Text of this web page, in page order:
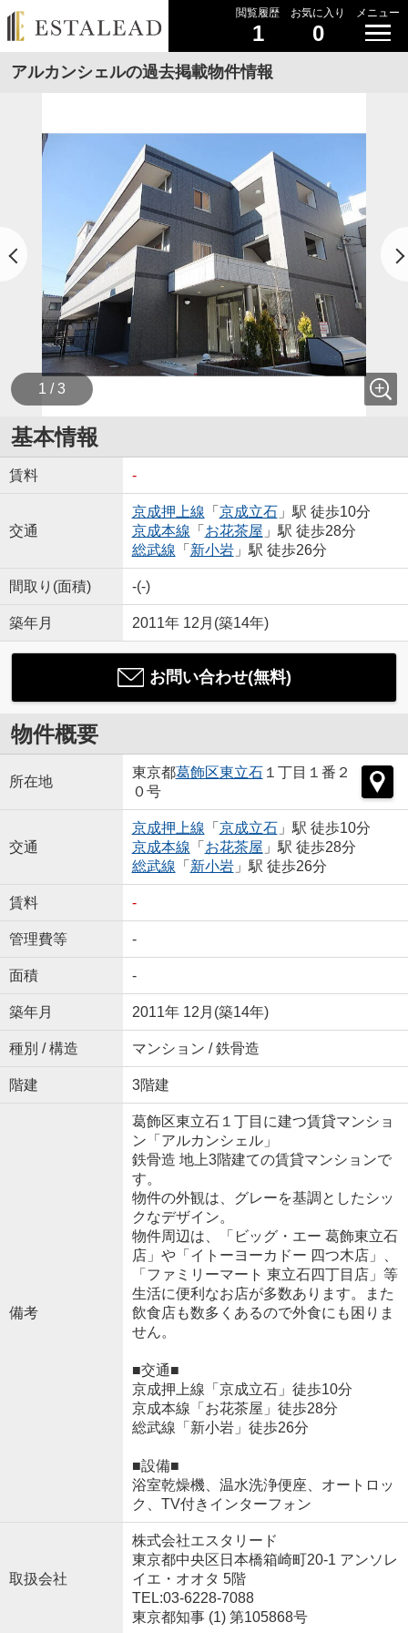
閲覧履歴
1
お気に入り
0
メニュー
アルカンシェルの過去掲載物件情報
1 / 3
基本情報
賃料 -
交通
京成押上線 「 京成立石」駅 徒歩10分
京成本線 「 お花茶屋 」駅 徒歩28分
総武線 「 新小岩」駅 徒歩26分
間取り(面積) -(-)
築年月 2011年 12月(築14年)
お問い合わせ(無料)
物件概要
所在地
東京都葛飾区東立石１丁目１番２
０号
交通
京成押上線 「 京成立石」駅 徒歩10分
京成本線 「 お花茶屋 」駅 徒歩28分
総武線 「 新小岩」駅 徒歩26分
賃料 -
管理費等 -
面積 -
築年月 2011年 12月(築14年)
種別 / 構造 マンション / 鉄骨造
階建 3階建
備考
葛飾区東立石１丁目に建つ賃貸マンショ
ン「アルカンシェル」
鉄骨造 地上3階建ての賃貸マンションで
す。
物件の外観は、グレーを基調としたシッ
クなデザイン。
物件周辺は、「ビッグ・エー 葛飾東立石
店」や「イトーヨーカドー 四つ木店」、
「ファミリーマート 東立石四丁目店」等
生活に便利なお店が多数あります。また
飲食店も数多くあるので外食にも困りま
せん。
■交通■
京成押上線「京成立石」徒歩10分
京成本線「お花茶屋」徒歩28分
総武線「新小岩」徒歩26分
■設備■
浴室乾燥機、温水洗浄便座、オートロッ
ク、TV付きインターフォン
取扱会社
株式会社エスタリード
東京都中央区日本橋箱崎町20-1 アンソレ
イエ・オオタ 5階
TEL:03-6228-7088
東京都知事 (1) 第105868号